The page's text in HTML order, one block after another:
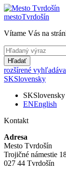
mestoTvrdošín
Vítame Vás na
Hľadať
rozšírené
SKSlovensky
SKSlovensky
ENEnglish
Kontakt
Adresa
Mesto Tvrdošín
Trojičné námestie
027 44 Tvrdošín